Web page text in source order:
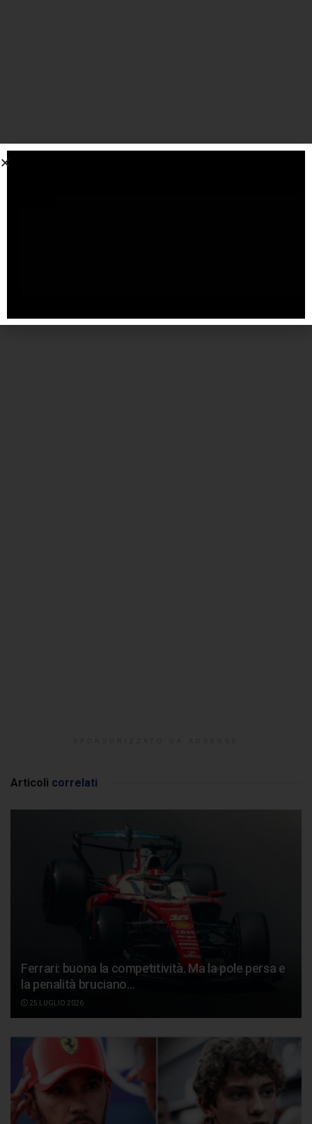
Articoli correlati
Ferrari: buona la competitività. Ma la pole persa e
la penalità bruciano…
25 LUGLIO 2026